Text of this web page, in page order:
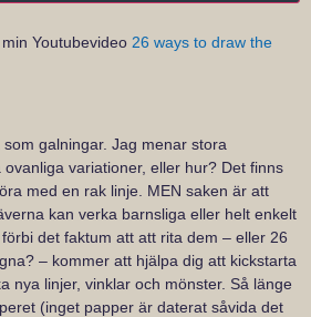
Youtubevideo 26 ways to draw the
galningar. Jag menar stora
variationer, eller hur? Det finns
med en rak linje. MEN saken är att
kan verka barnsliga eller helt enkelt
det faktum att att rita dem – eller 26
– kommer att hjälpa dig att kickstarta
nya linjer, vinklar och mönster. Så länge
(inget papper är daterat såvida det